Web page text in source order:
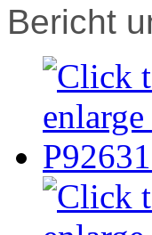
Bericht